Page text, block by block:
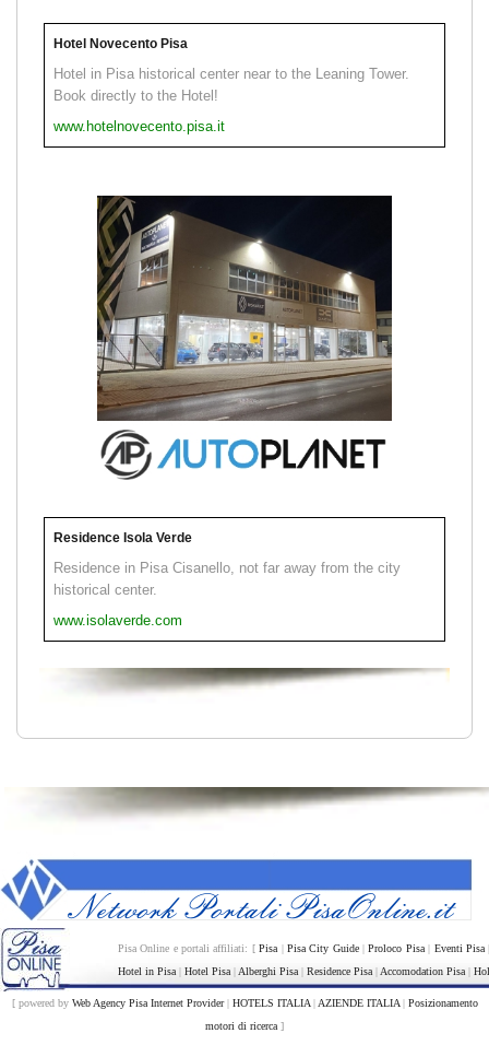
Hotel Novecento Pisa
Hotel in Pisa historical center near to the Leaning Tower.
Book directly to the Hotel!
www.hotelnovecento.pisa.it
Residence Isola Verde
Residence in Pisa Cisanello, not far away from the city
historical center.
www.isolaverde.com
Pisa Online e portali affiliati: [Pisa | Pisa City Guide|Proloco Pisa| Eventi Pisa
Hotel in Pisa | Hotel Pisa | Alberghi Pisa | Residence Pisa | Accomodation Pisa |
[ powered by Web Agency Pisa Internet Provider| HOTELS ITALIA| AZIENDE ITALIA| Posizionamento
motori di ricerca ]